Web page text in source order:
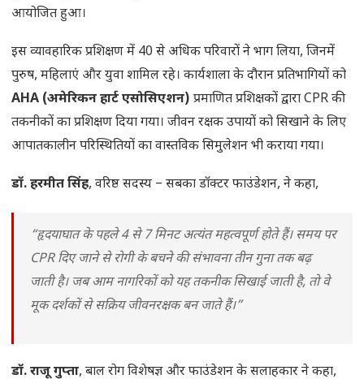
आयोजित हुआ।
इस व्यावहारिक प्रशिक्षण में 40 से अधिक परिवारों ने भाग लिया, जिनमें
पुरुष, महिलाएं और युवा शामिल रहे। कार्यशाला के दौरान प्रतिभागियों को
AHA (अमेरिकन हार्ट एसोसिएशन) प्रमाणित प्रशिक्षकों द्वारा CPR की
तकनीकों का प्रशिक्षण दिया गया। जीवन रक्षक उपायों को सिखाने के लिए
आपातकालीन परिस्थितियों का वास्तविक सिमुलेशन भी कराया गया।
डॉ. हरमीत सिंह, वरिष्ठ सदस्य – सबका डॉक्टर फाउंडेशन, ने कहा,
“हृदयाघात के पहले 4 से 7 मिनट अत्यंत महत्वपूर्ण होते हैं। समय पर
CPR दिए जाने से रोगी के बचने की संभावना तीन गुना तक बढ़
जाती है। जब आम नागरिकों को यह तकनीक सिखाई जाती है, तो वे
मूक दर्शकों से सक्रिय जीवनरक्षक बन जाते हैं।”
डॉ. राजू गुप्ता, बाल रोग विशेषज्ञ और फाउंडेशन के सलाहकार ने कहा,